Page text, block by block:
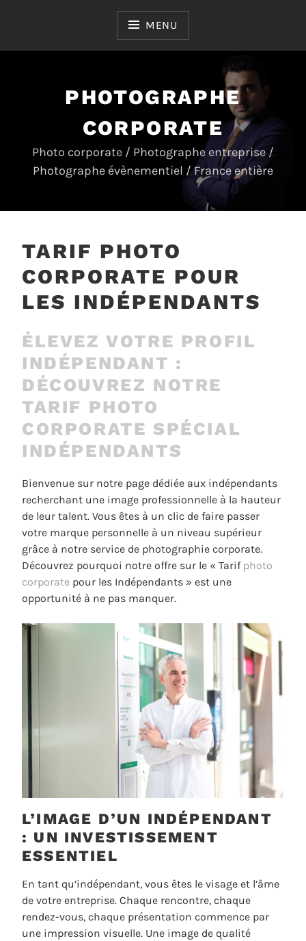
MENU
PHOTOGRAPHE
CORPORATE
Photo corporate / Photographe entreprise /
Photographe évènementiel / France entière
TARIF PHOTO
CORPORATE POUR
LES INDÉPENDANTS
ÉLEVEZ VOTRE PROFIL
INDÉPENDANT :
DÉCOUVREZ NOTRE
TARIF PHOTO
CORPORATE SPÉCIAL
INDÉPENDANTS
Bienvenue sur notre page dédiée aux indépendants
recherchant une image professionnelle à la hauteur
de leur talent. Vous êtes à un clic de faire passer
votre marque personnelle à un niveau supérieur
grâce à notre service de photographie corporate.
Découvrez pourquoi notre offre sur le « Tarif photo
corporate pour les Indépendants » est une
opportunité à ne pas manquer.
L’IMAGE D’UN INDÉPENDANT
: UN INVESTISSEMENT
ESSENTIEL
En tant qu’indépendant, vous êtes le visage et l’âme
de votre entreprise. Chaque rencontre, chaque
rendez-vous, chaque présentation commence par
une impression visuelle. Une image de qualité